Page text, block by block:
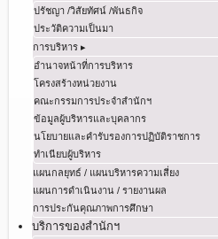
ปรัชญา /วิสัยทัศน์ /พันธกิจ
ประวัติความเป็นมา
การบริหาร ▸
อำนาจหน้าที่การบริหาร
โครงสร้างหน่วยงาน
คณะกรรมการประจำสำนักฯ
ข้อมูลผู้บริหารและบุคลากร
นโยบายและคำรับรองการปฏิบัติราชการ
ทำเนียบผู้บริหาร
แผนกลยุทธ์ / แผนบริหารความเสี่ยง
แผนการดำเนินงาน / รายงานผล
การประกันคุณภาพการศึกษา
บริการของสำนักฯ